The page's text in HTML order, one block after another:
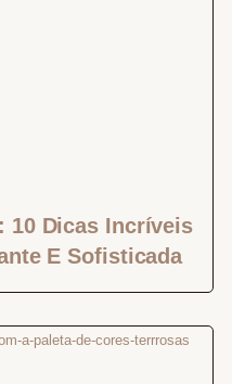
10 Dicas Incríveis
E Sofisticada